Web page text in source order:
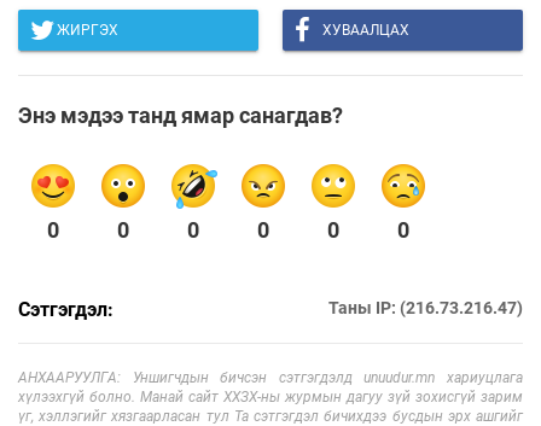
ЖИРГЭХ ХУВААЛЦАХ
Энэ мэдээ танд ямар санагдав?
0 0 0 0 0 0
Сэтгэгдэл: Таны IP: (216.73.216.47)
АНХААРУУЛГА: Уншигчдын бичсэн сэтгэгдэлд unuudur.mn хариуцлага
хүлээхгүй болно. Манай сайт ХХЗХ-ны журмын дагуу зүй зохисгүй зарим
үг, хэллэгийг хязгаарласан тул Та сэтгэгдэл бичихдээ бусдын эрх ашгийг